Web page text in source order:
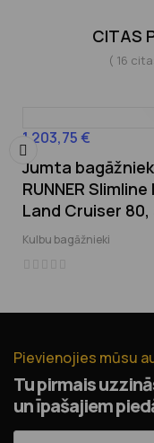
CITAS
( 16
Cena
1 203,75 €
Jumta
RUNNER
Land Cruiser
Kulbu bagāžnieki
‹
Pievienojies mūsu
Tu pirmais
un īpašajiem